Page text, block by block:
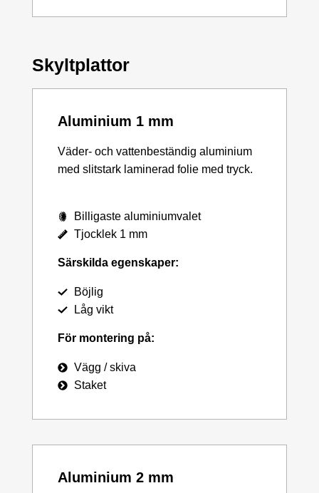
Skyltplattor
Aluminium 1 mm
Väder- och vattenbeständig aluminium
med slitstark laminerad folie med tryck.
Billigaste aluminiumvalet
Tjocklek 1 mm
Särskilda egenskaper:
Böjlig
Låg vikt
För montering på:
Vägg / skiva
Staket
Aluminium 2 mm